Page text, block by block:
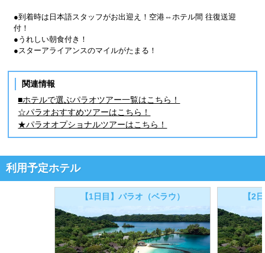
●到着時は日本語スタッフがお出迎え！空港⇔ホテル間 往復送迎
付！
●うれしい朝食付き！
●スターアライアンスのマイルがたまる！
関連情報
■ホテルで選ぶパラオツアー一覧はこちら！
☆パラオおすすめツアーはこちら！
★パラオオプショナルツアーはこちら！
利用予定ホテル
【1日目】パラオ（ベラウ） 【2